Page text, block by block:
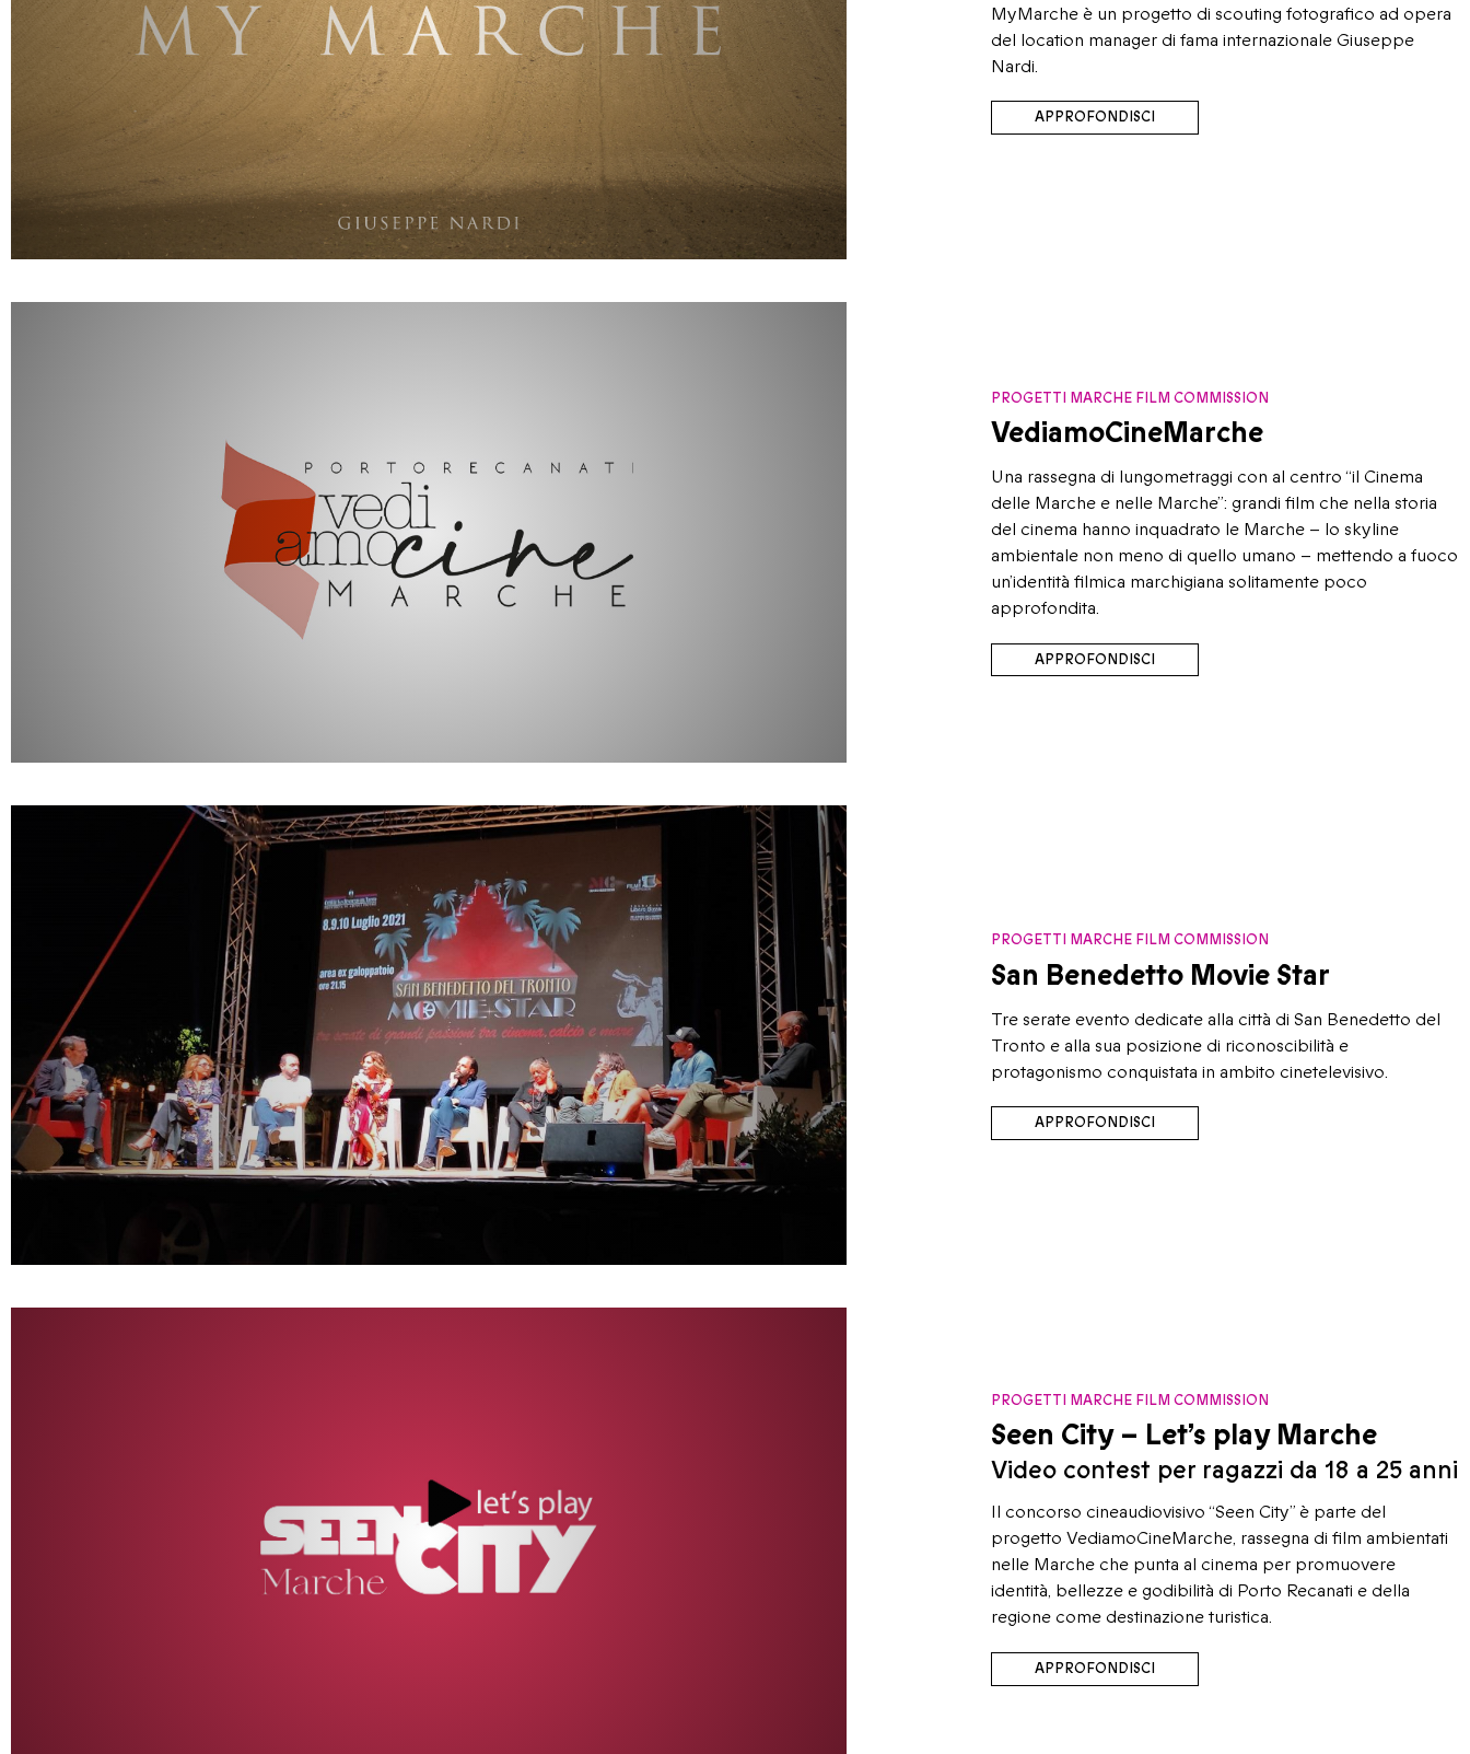
MyMarche è un progetto di scouting fotografico ad opera
del location manager di fama internazionale Giuseppe
Nardi.
APPROFONDISCI
PROGETTI MARCHE FILM COMMISSION
VediamoCineMarche
​​Una rassegna di lungometraggi con al centro “il Cinema
delle Marche e nelle Marche”: grandi film che nella storia
del cinema hanno inquadrato le Marche – lo skyline
ambientale non meno di quello umano – mettendo a fuoco
un’identità filmica marchigiana solitamente poco
approfondita.
APPROFONDISCI
PROGETTI MARCHE FILM COMMISSION
San Benedetto Movie Star
Tre serate evento dedicate alla città di San Benedetto del
Tronto e alla sua posizione di riconoscibilità e
protagonismo conquistata in ambito cinetelevisivo.
APPROFONDISCI
PROGETTI MARCHE FILM COMMISSION
Seen City – Let’s play Marche
Video contest per ragazzi da 18 a 25 anni
Il concorso cineaudiovisivo “Seen City” è parte del
progetto VediamoCineMarche, rassegna di film ambientati
nelle Marche che punta al cinema per promuovere
identità, bellezze e godibilità di Porto Recanati e della
regione come destinazione turistica.
APPROFONDISCI